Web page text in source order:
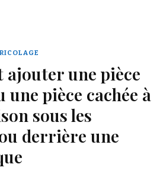
ajouter une pièce
une pièce cachée à
sous les
derrière une